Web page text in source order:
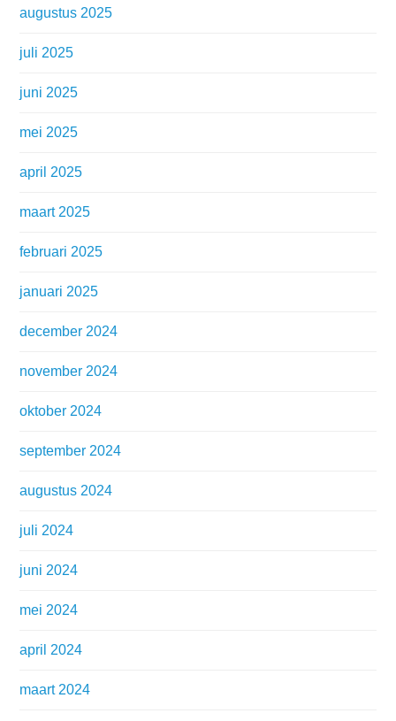
augustus 2025
juli 2025
juni 2025
mei 2025
april 2025
maart 2025
februari 2025
januari 2025
december 2024
november 2024
oktober 2024
september 2024
augustus 2024
juli 2024
juni 2024
mei 2024
april 2024
maart 2024